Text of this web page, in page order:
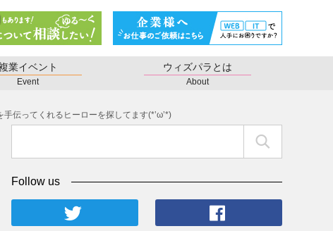
業イベント
Event
ウィズパラとは
About
伝ってくれるヒーローを探してます(*’ω’*)
Follow us